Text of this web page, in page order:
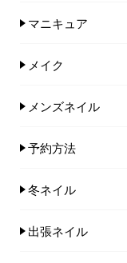
マニキュア
メイク
メンズネイル
予約方法
冬ネイル
出張ネイル